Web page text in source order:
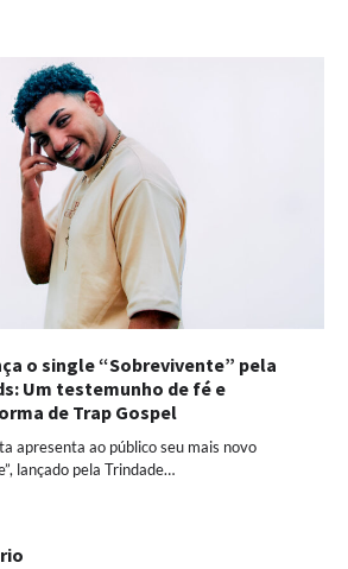
o single “Sobrevivente” pela
Um testemunho de fé e
de Trap Gospel
apresenta ao público seu mais novo
lançado pela Trindade…